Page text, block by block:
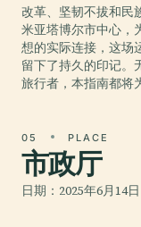
改革、坚韧不拔和民
米亚塔博尔市中心，
想的实际连接，这场
留下了持久的印记。
旅行者，本指南都将
05 PLACE
市政厅
日期：2025年6月14日